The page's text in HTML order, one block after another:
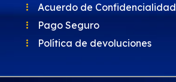
Acuerdo de Confidencialidad
Pago Seguro
Política de devoluciones